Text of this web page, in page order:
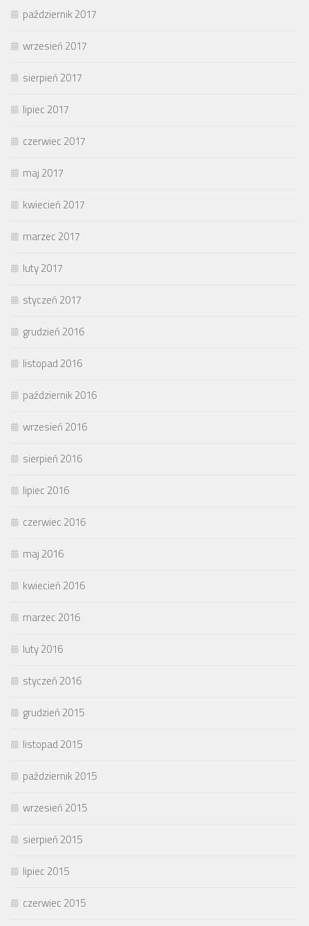
październik 2017
wrzesień 2017
sierpień 2017
lipiec 2017
czerwiec 2017
maj 2017
kwiecień 2017
marzec 2017
luty 2017
styczeń 2017
grudzień 2016
listopad 2016
październik 2016
wrzesień 2016
sierpień 2016
lipiec 2016
czerwiec 2016
maj 2016
kwiecień 2016
marzec 2016
luty 2016
styczeń 2016
grudzień 2015
listopad 2015
październik 2015
wrzesień 2015
sierpień 2015
lipiec 2015
czerwiec 2015